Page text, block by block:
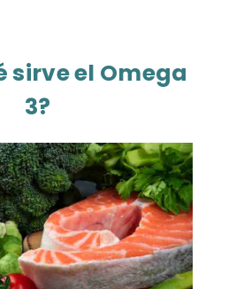
sirve el Omega
3?